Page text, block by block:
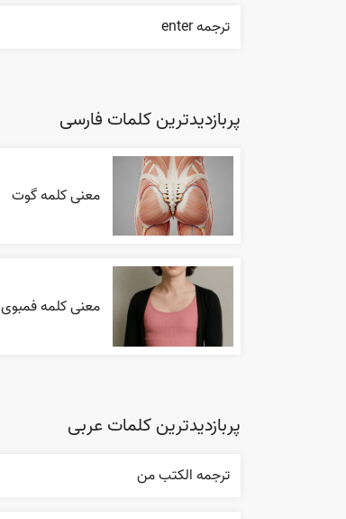
ترجمه enter
پربازدیدترین کلمات فارسی
معنی کلمه گوت
معنی کلمه فمبوی
پربازدیدترین کلمات عربی
ترجمه الکتب من